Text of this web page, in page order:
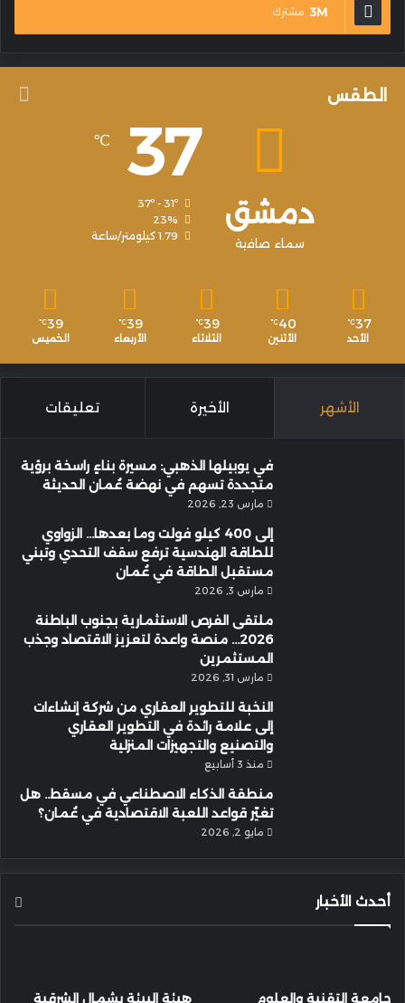
3M مشترك
الطقس
دمشق
سماء صافية
37
℃
37º - 31º
23%
1.79 كيلومتر/ساعة
37
℃
الأحد
40
℃
الأثنين
39
℃
الثلاثاء
39
℃
الأربعاء
39
℃
الخميس
الأشهر الأخيرة تعليقات
في يوبيلها الذهبي: مسيرة بناءٍ راسخة برؤية
متجددة تسهم في نهضة عُمان الحديثة
مارس 23, 2026
إلى 400 كيلو فولت وما بعدها… الزواوي
للطاقة الهندسية ترفع سقف التحدي وتبني
مستقبل الطاقة في عُمان
مارس 3, 2026
ملتقى الفرص الاستثمارية بجنوب الباطنة
2026… منصة واعدة لتعزيز الاقتصاد وجذب
المستثمرين
مارس 31, 2026
النخبة للتطوير العقاري من شركة إنشاءات
إلى علامة رائدة في التطوير العقاري
والتصنيع والتجهيزات المنزلية
منذ 3 أسابيع
منطقة الذكاء الاصطناعي في مسقط.. هل
تغيّر قواعد اللعبة الاقتصادية في عُمان؟
مايو 2, 2026
أحدث الأخبار
جامعة التقنية والعلوم
هيئة البيئة بشمال الشرقية